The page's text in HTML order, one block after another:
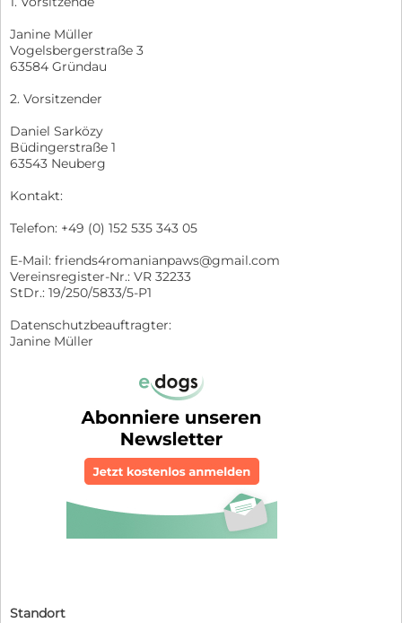
Janine Müller
Vogelsbergerstraße 3
63584 Gründau
2. Vorsitzender
Daniel Sarközy
Büdingerstraße 1
63543 Neuberg
Kontakt:
Telefon: +49 (0) 152 535 343 05
E-Mail: friends4romanianpaws@gmail.com
Vereinsregister-Nr.: VR 32233
StDr.: 19/250/5833/5-P1
Datenschutzbeauftragter:
Janine Müller
Standort